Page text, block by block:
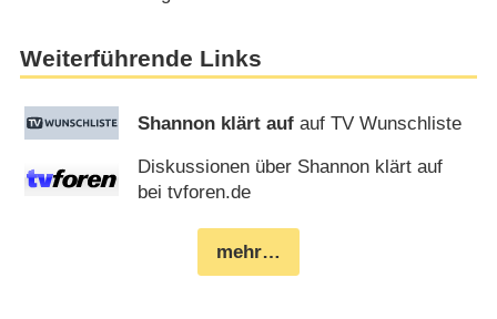
Weiterführende Links
Shannon klärt auf auf TV Wunschliste
Diskussionen über Shannon klärt auf
bei tvforen.de
mehr…